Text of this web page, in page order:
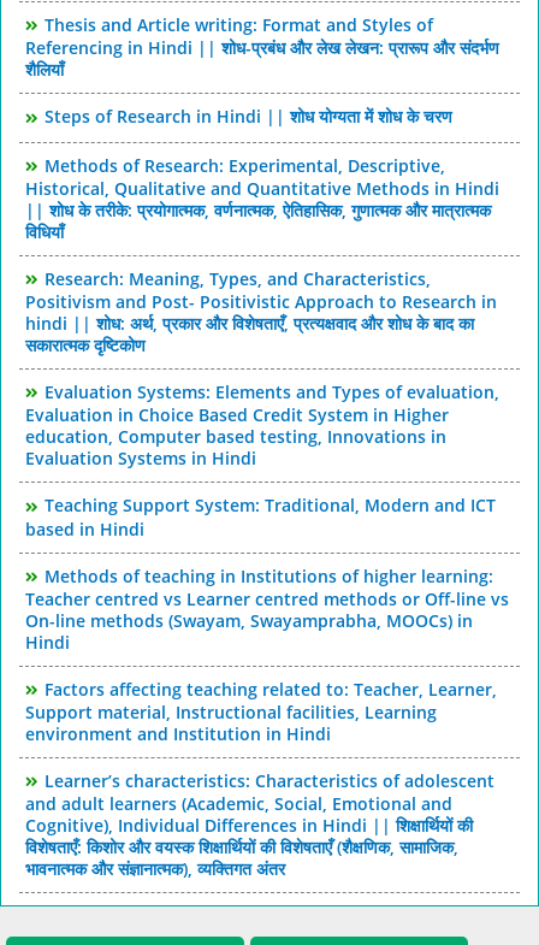
Thesis and Article writing: Format and Styles of
Referencing in Hindi || शोध-प्रबंध और लेख लेखन: प्रारूप और संदर्भण
शैलियाँ
Steps of Research in Hindi || शोध योग्यता में शोध के चरण
Methods of Research: Experimental, Descriptive,
Historical, Qualitative and Quantitative Methods in Hindi
|| शोध के तरीके: प्रयोगात्मक, वर्णनात्मक, ऐतिहासिक, गुणात्मक और मात्रात्मक
विधियाँ
Research: Meaning, Types, and Characteristics,
Positivism and Post- Positivistic Approach to Research in
hindi || शोध: अर्थ, प्रकार और विशेषताएँ, प्रत्यक्षवाद और शोध के बाद का
सकारात्मक दृष्टिकोण
Evaluation Systems: Elements and Types of evaluation,
Evaluation in Choice Based Credit System in Higher
education, Computer based testing, Innovations in
Evaluation Systems in Hindi
Teaching Support System: Traditional, Modern and ICT
based in Hindi
Methods of teaching in Institutions of higher learning:
Teacher centred vs Learner centred methods or Off-line vs
On-line methods (Swayam, Swayamprabha, MOOCs) in
Hindi
Factors affecting teaching related to: Teacher, Learner,
Support material, Instructional facilities, Learning
environment and Institution in Hindi
Learner’s characteristics: Characteristics of adolescent
and adult learners (Academic, Social, Emotional and
Cognitive), Individual Differences in Hindi || शिक्षार्थियों की
विशेषताएँ: किशोर और वयस्क शिक्षार्थियों की विशेषताएँ (शैक्षणिक, सामाजिक,
भावनात्मक और संज्ञानात्मक), व्यक्तिगत अंतर